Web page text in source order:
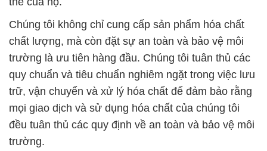
trữ, vận chuyển và xử lý hóa chất để đảm bảo rằng
mọi giao dịch và sử dụng hóa chất của chúng tôi
đều tuân thủ các quy định về an toàn và bảo vệ môi
trường.
Chúng tôi tự hào là một đối tác đáng tin cậy và đáng
kính trong ngành công nghiệp hóa chất, và chúng
tôi luôn sẵn sàng hỗ trợ khách hàng của mình trong
mọi khía cạnh của công việc. Với niềm đam mê và